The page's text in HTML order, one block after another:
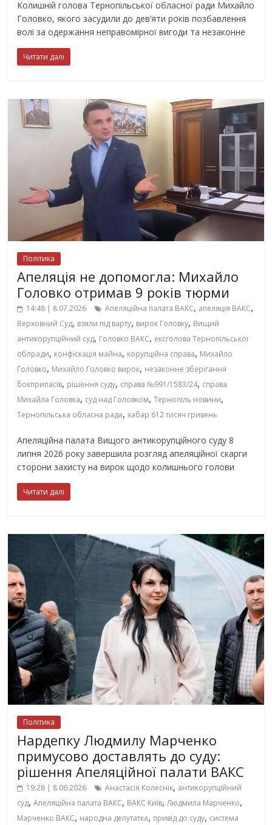
Колишній голова Тернопільської обласної ради Михайло
Головко, якого засудили до дев’яти років позбавлення
волі за одержання неправомірної вигоди та незаконне
Читати далі
Політика
Апеляція не допомогла: Михайло
Головко отримав 9 років тюрми
14:48 | 8.07.2026 Апеляційна палата ВАКС, апеляція ВАКС,
Верховний Суд, взяли під варту, вирок Головку, Вищий
антикорупційний суд, Головко ВАКС, ексголова Тернопільської
облради, конфіскація майна, корупційна справа, Михайло
Головко, Михайло Головко вирок, незаконне зберігання
боєприпасів, рішення суду, справа №991/1583/24, справа
Михайла Головка, суд над Головком,Тернопіль новини,
Тернопільська обласна рада,хабар 612 тисяч гривень
Апеляційна палата Вищого антикорупційного суду 8
липня 2026 року завершила розгляд апеляційної скарги
сторони захисту на вирок щодо колишнього голови
Читати далі
Політика
Нардепку Людмилу Марченко
примусово доставлять до суду:
рішення Апеляційної палати ВАКС
19:28 | 8.06.2026 Анастасія Колеснік, антикорупційний
суд,Апеляційна палата ВАКС, ВАКС Київ,Людмила Марченко,
Марченко ВАКС, народна депутатка, привід до суду, система